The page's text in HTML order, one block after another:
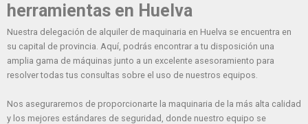
herramientas en Huelva
Nuestra delegación de alquiler de maquinaria en Huelva se encuentra en
su capital de provincia. Aquí, podrás encontrar a tu disposición una
amplia gama de máquinas junto a un excelente asesoramiento para
resolver todas tus consultas sobre el uso de nuestros equipos.
Nos aseguraremos de proporcionarte la maquinaria de la más alta calidad
y los mejores estándares de seguridad, donde nuestro equipo se